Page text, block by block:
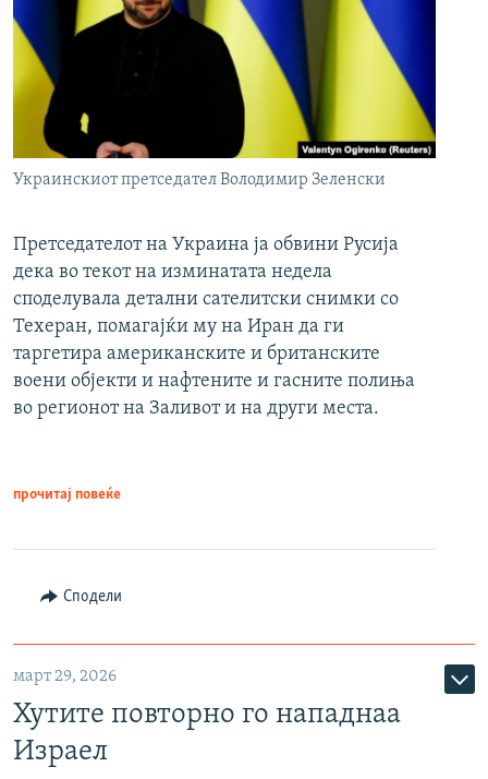
Украинскиот претседател Володимир Зеленски
Претседателот на Украина ја обвини Русија
дека во текот на изминатата недела
споделувала детални сателитски снимки со
Техеран, помагајќи му на Иран да ги
таргетира американските и британските
воени објекти и нафтените и гасните полиња
во регионот на Заливот и на други места.
прочитај повеќе
Сподели
март 29, 2026
Хутите повторно го нападнаа
Израел